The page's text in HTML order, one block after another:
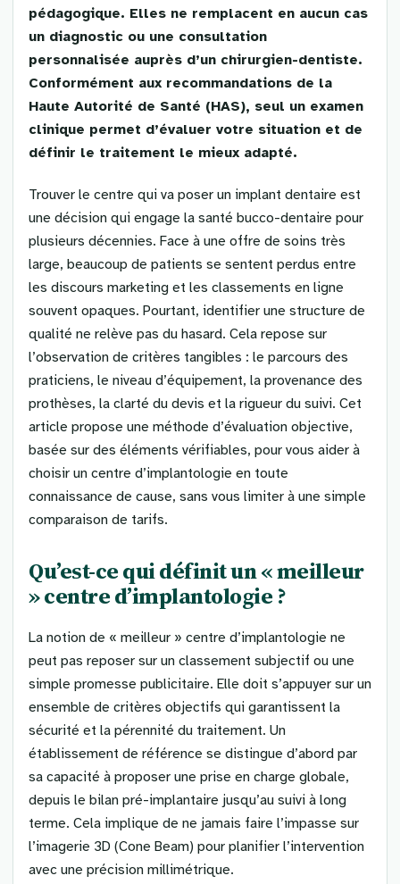
pédagogique. Elles ne remplacent en aucun cas
un diagnostic ou une consultation
personnalisée auprès d’un chirurgien-dentiste.
Conformément aux recommandations de la
Haute Autorité de Santé (HAS), seul un examen
clinique permet d’évaluer votre situation et de
définir le traitement le mieux adapté.
Trouver le centre qui va poser un implant dentaire est
une décision qui engage la santé bucco-dentaire pour
plusieurs décennies. Face à une offre de soins très
large, beaucoup de patients se sentent perdus entre
les discours marketing et les classements en ligne
souvent opaques. Pourtant, identifier une structure de
qualité ne relève pas du hasard. Cela repose sur
l’observation de critères tangibles : le parcours des
praticiens, le niveau d’équipement, la provenance des
prothèses, la clarté du devis et la rigueur du suivi. Cet
article propose une méthode d’évaluation objective,
basée sur des éléments vérifiables, pour vous aider à
choisir un centre d’implantologie en toute
connaissance de cause, sans vous limiter à une simple
comparaison de tarifs.
Qu’est-ce qui définit un « meilleur
» centre d’implantologie ?
La notion de « meilleur » centre d’implantologie ne
peut pas reposer sur un classement subjectif ou une
simple promesse publicitaire. Elle doit s’appuyer sur un
ensemble de critères objectifs qui garantissent la
sécurité et la pérennité du traitement. Un
établissement de référence se distingue d’abord par
sa capacité à proposer une prise en charge globale,
depuis le bilan pré-implantaire jusqu’au suivi à long
terme. Cela implique de ne jamais faire l’impasse sur
l’imagerie 3D (Cone Beam) pour planifier l’intervention
avec une précision millimétrique.